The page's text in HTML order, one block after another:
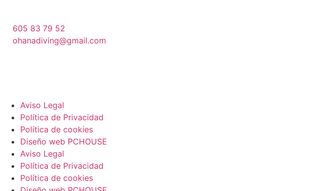
605 83 79 52
ohanadiving@gmail.com
Aviso Legal
Política de Privacidad
Política de cookies
Diseño web PCHOUSE
Aviso Legal
Política de Privacidad
Política de cookies